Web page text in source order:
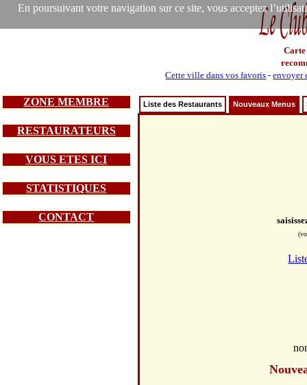
En poursuivant votre navigation sur ce site, vous acceptez
Carte
Cette ville dans vos favoris -envoyer
ZONE MEMBRE
RESTAURATEURS
VOUS ETES ICI
STATISTIQUES
CONTACT
Liste des Restaurants Nouveaux Menus